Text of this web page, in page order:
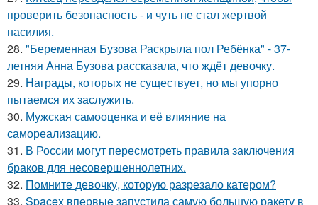
проверить безопасность - и чуть не стал жертвой
насилия.
28. "Беременная Бузова Раскрыла пол Ребёнка" - 37-
летняя Анна Бузова рассказала, что ждёт девочку.
29. Награды, которых не существует, но мы упорно
пытаемся их заслужить.
30. Мужская самооценка и её влияние на
самореализацию.
31. В России могут пересмотреть правила заключения
браков для несовершеннолетних.
32. Помните девочку, которую разрезало катером?
33. Spacex впервые запустила самую большую ракету в